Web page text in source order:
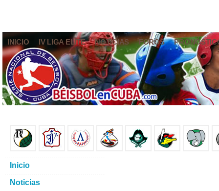
INICIO IV LIGA ELITE NOTICIAS FOROS
Inicio
Noticias